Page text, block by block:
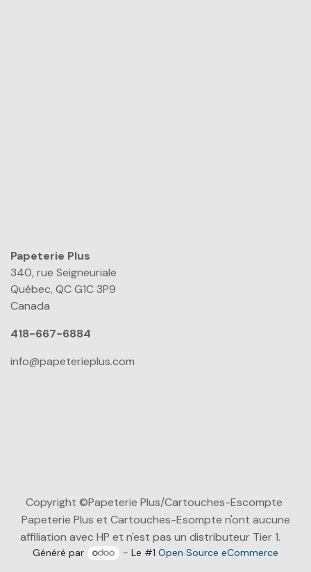
Papeterie Plus​
340, rue Seigneuriale
Québec, QC G1C 3P9
Canada
418-667-6884
info@papeterieplus.com
Copyright ©Papeterie Plus/Cartouches-Escompte
Papeterie Plus et Cartouches-Esompte n'ont aucune
affiliation avec HP et n'est pas un distributeur Tier 1.
Généré par - Le #1Open Source eCommerce